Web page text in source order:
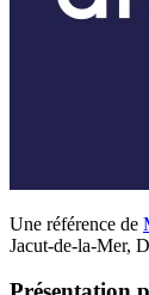
Une référence de
Jacut-de-la-Mer,